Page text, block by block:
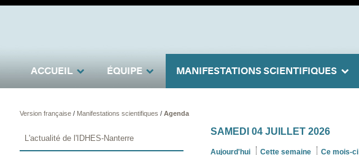
ACCUEIL ÉQUIPE MANIFESTATIONS SCIENTIFIQUES
Version française/ Manifestations scientifiques/ Agenda
SAMEDI 04 JUILLET 2026
Aujourd'hui Cette semaine Ce mois-ci
L'actualité de l'IDHES-Nanterre